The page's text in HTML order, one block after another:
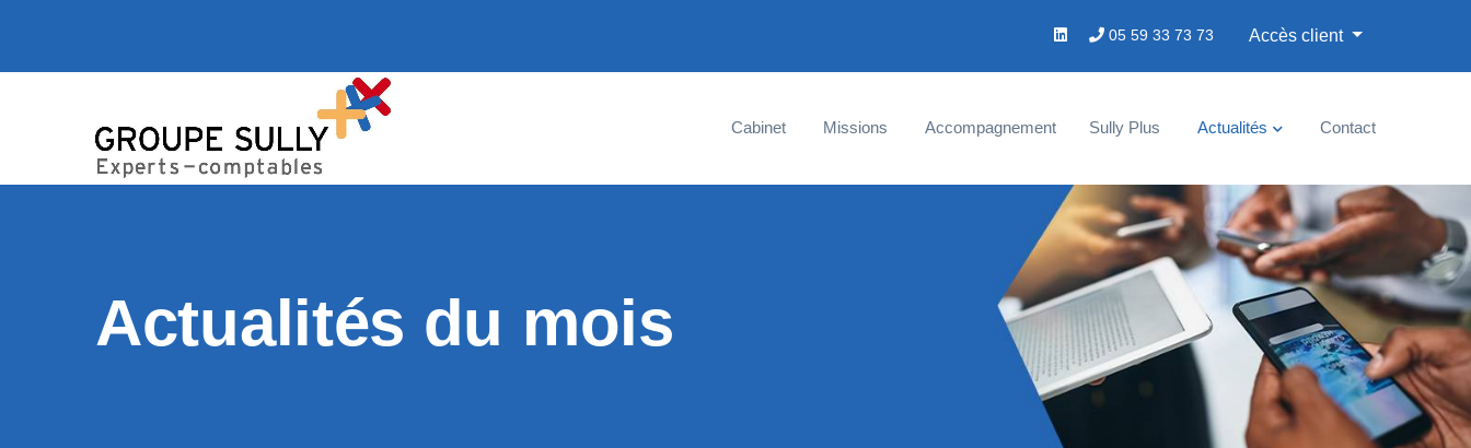
05 59 33 73 73 Accès client
Cabinet Missions Accompagnement Sully Plus Actualités Contact
Actualités du mois